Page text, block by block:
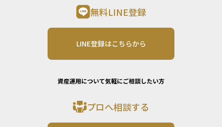
無料LINE登録
LINE登録はこちらから
資産運用について気軽にご相談したい方
プロへ相談する